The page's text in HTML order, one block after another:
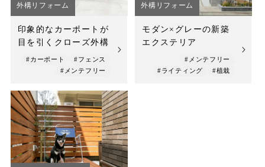
外構リフォーム
印象的なカーポートが
目を引くクローズ外構
#カーポート
#フェンス
#メンテフリー
外構リフォーム
モダン×グレーの新築
エクステリア
#メンテフリー
#ライティング
#植栽